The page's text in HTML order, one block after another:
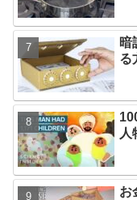
暗
る
人
お